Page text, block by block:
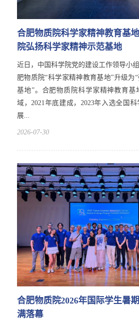
合肥物质院科学家精神教育基
院弘扬科学家精神示范基地
近日，中国科学院党的建设工作领导小
肥物质院“科学家精神教育基地”升级为
基地”。合肥物质院科学家精神教育基
域，2021年底建成，2023年入选全国科
展...
2026-07-30
合肥物质院2026年国际学生暑
满落幕